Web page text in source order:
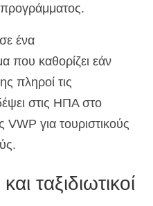
προγράμματος.
ένα
που καθορίζει εάν
πληροί τις
στις ΗΠΑ στο
για τουριστικούς
ταξιδιωτικοί